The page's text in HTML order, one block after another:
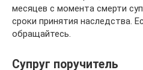
месяцев с момента смерти
сроки принятия наследства.
обращайтесь.
Супруг поручитель